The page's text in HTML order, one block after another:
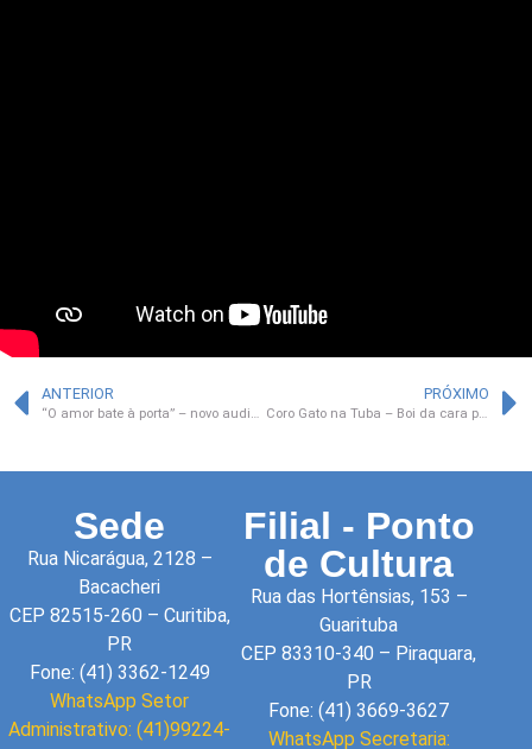
ANTERIOR
“O amor bate à porta” – novo audiovisual da São Roque
PRÓXIMO
Coro Gato na Tuba – Boi da cara preta
Sede
Rua Nicarágua, 2128 –
Bacacheri
CEP 82515-260 – Curitiba,
PR
Fone: (41) 3362-1249
WhatsApp Setor
Administrativo: (41)99224-
Filial - Ponto
de Cultura
Rua das Hortênsias, 153 –
Guarituba
CEP 83310-340 – Piraquara,
PR
Fone: (41) 3669-3627
WhatsApp Secretaria: